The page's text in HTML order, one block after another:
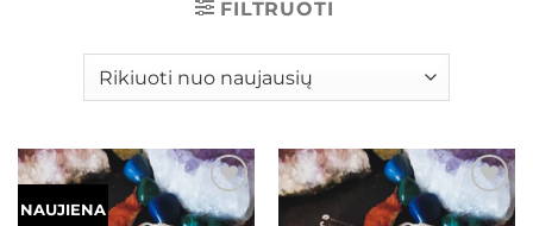
FILTRUOTI
NAUJIENA Mėgstamiausias Mėgstamiausias